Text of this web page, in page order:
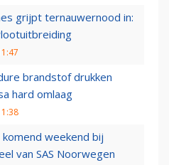
grijpt ternauwernood in:
brandstof drukken
hard omlaag
weekend bij
van SAS Noorwegen